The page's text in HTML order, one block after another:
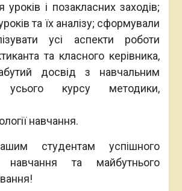
уроків і позакласних заходів;
та їх аналізу; сформували
усі аспекти роботи
та класного керівника,
досвід з навчальним
усього курсу методики,
навчання.
студентам успішного
навчання та майбутнього